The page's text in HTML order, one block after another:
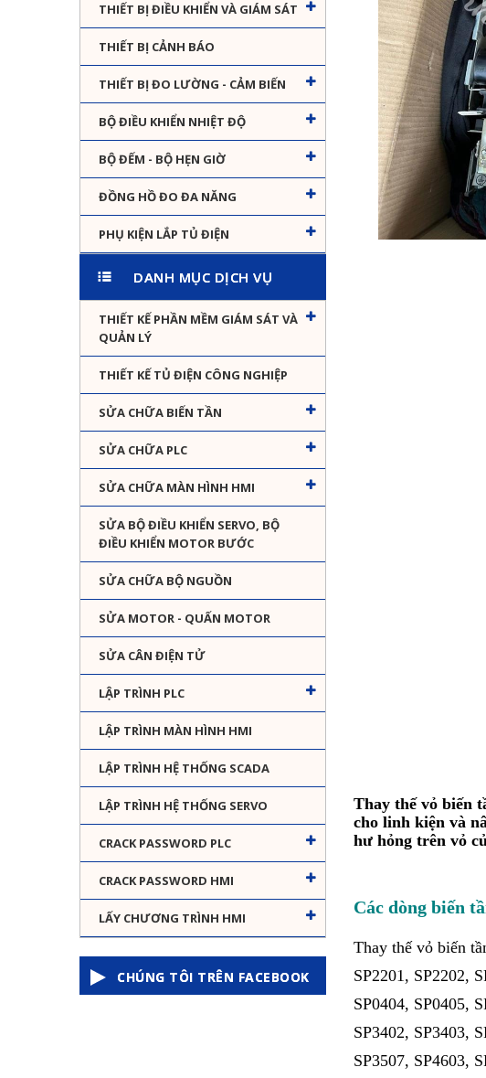
THIẾT BỊ ĐIỀU KHIỂN VÀ GIÁM SÁT
THIẾT BỊ CẢNH BÁO
THIẾT BỊ ĐO LƯỜNG - CẢM BIẾN
BỘ ĐIỀU KHIỂN NHIỆT ĐỘ
BỘ ĐẾM - BỘ HẸN GIỜ
ĐỒNG HỒ ĐO ĐA NĂNG
PHỤ KIỆN LẮP TỦ ĐIỆN
DANH MỤC DỊCH VỤ
THIẾT KẾ PHẦN MỀM GIÁM SÁT VÀ
QUẢN LÝ
THIẾT KẾ TỦ ĐIỆN CÔNG NGHIỆP
SỬA CHỮA BIẾN TẦN
SỬA CHỮA PLC
SỬA CHỮA MÀN HÌNH HMI
SỬA BỘ ĐIỀU KHIỂN SERVO, BỘ
ĐIỀU KHIỂN MOTOR BƯỚC
SỬA CHỮA BỘ NGUỒN
SỬA MOTOR - QUẤN MOTOR
SỬA CÂN ĐIỆN TỬ
LẬP TRÌNH PLC
LẬP TRÌNH MÀN HÌNH HMI
LẬP TRÌNH HỆ THỐNG SCADA
LẬP TRÌNH HỆ THỐNG SERVO
CRACK PASSWORD PLC
CRACK PASSWORD HMI
LẤY CHƯƠNG TRÌNH HMI
CHÚNG TÔI TRÊN FACEBOOK
Thay thế vỏ biến
cho linh kiện và
hư hỏng trên vỏ
Các dòng biến
Thay thế vỏ biến
SP2201, SP2202,
SP0404, SP0405,
SP3402, SP3403,
SP3507, SP4603,